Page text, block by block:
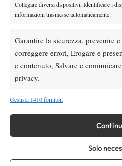
Collegare diversi dispositivi, Identificare i
informazioni trasmesse automaticamente.
Garantire la sicurezza, prevenire
correggere errori, Erogare e
e contenuto, Salvare e
privacy.
Gestisci 1410 fornitori
Solo